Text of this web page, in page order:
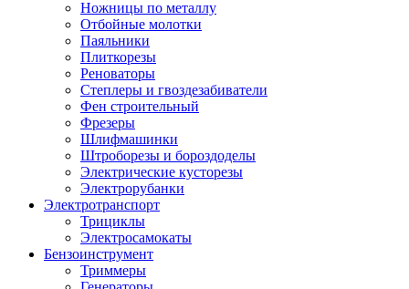
Ножницы по металлу
Отбойные молотки
Паяльники
Плиткорезы
Реноваторы
Степлеры и гвоздезабиватели
Фен строительный
Фрезеры
Шлифмашинки
Штроборезы и бороздоделы
Электрические кусторезы
Электрорубанки
Электротранспорт
Трициклы
Электросамокаты
Бензоинструмент
Триммеры